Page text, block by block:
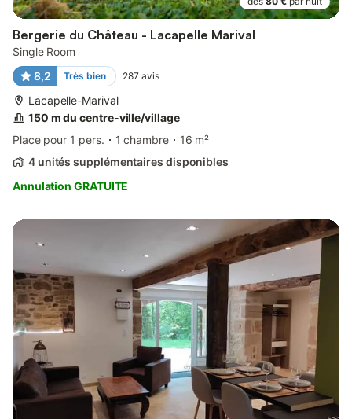
Bergerie du Château - Lacapelle Marival
Single Room
8,2
Très bien 287 avis
Lacapelle-Marival
150 m du centre-ville/village
Place pour 1 pers.
1 chambre
16 m²
4 unités supplémentaires disponibles
Annulation GRATUITE